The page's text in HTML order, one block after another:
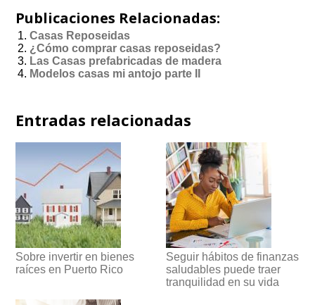
Publicaciones Relacionadas:
Casas Reposeidas
¿Cómo comprar casas reposeidas?
Las Casas prefabricadas de madera
Modelos casas mi antojo parte II
Entradas relacionadas
Sobre invertir en bienes
raíces en Puerto Rico
Seguir hábitos de finanzas
saludables puede traer
tranquilidad en su vida